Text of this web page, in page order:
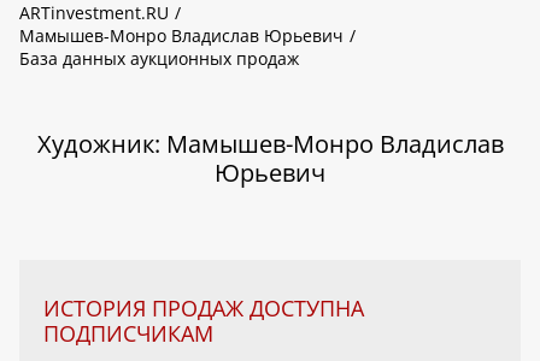
ARTinvestment.RU
Мамышев-Монро Владислав Юрьевич
База данных аукционных продаж
Художник: Мамышев-Монро Владислав
Юрьевич
ИСТОРИЯ ПРОДАЖ ДОСТУПНА
ПОДПИСЧИКАМ